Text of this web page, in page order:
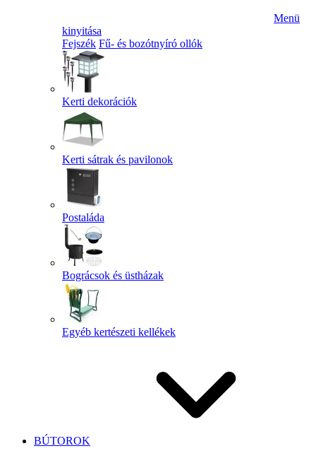
Menü
kinyitása
Fejszék Fű- és bozótnyíró ollók
Kerti dekorációk
Kerti sátrak és pavilonok
Postaláda
Bográcsok és üstházak
Egyéb kertészeti kellékek
BÚTOROK